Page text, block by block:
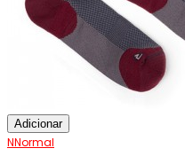
Adicionar
NNormal